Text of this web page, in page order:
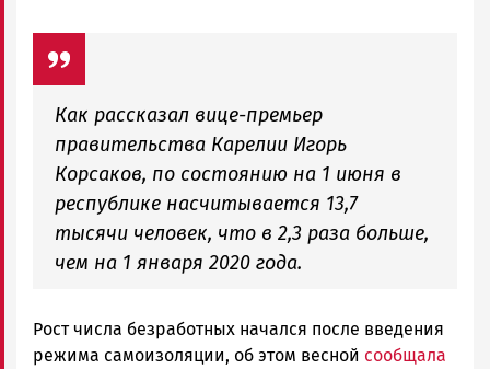
Как рассказал вице-премьер
правительства Карелии Игорь
Корсаков, по состоянию на 1 июня в
республике насчитывается 13,7
тысячи человек, что в 2,3 раза больше,
чем на 1 января 2020 года.
Рост числа безработных начался после введения
режима самоизоляции, об этом весной сообщала